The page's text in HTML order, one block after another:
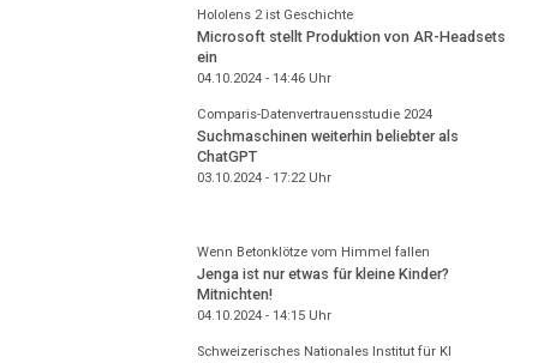
Hololens 2 ist Geschichte
Microsoft stellt Produktion von AR-Headsets
ein
04.10.2024 - 14:46Uhr
Comparis-Datenvertrauensstudie 2024
Suchmaschinen weiterhin beliebter als
ChatGPT
03.10.2024 - 17:22Uhr
Wenn Betonklötze vom Himmel fallen
Jenga ist nur etwas für kleine Kinder?
Mitnichten!
04.10.2024 - 14:15Uhr
Schweizerisches Nationales Institut für KI